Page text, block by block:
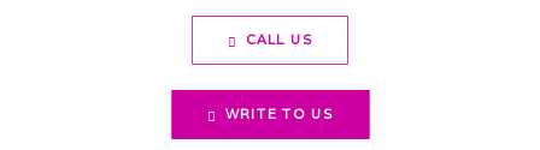
CALL US
WRITE TO US